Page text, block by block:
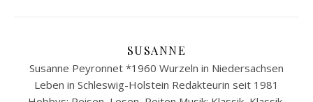
SUSANNE
Susanne Peyronnet *1960 Wurzeln in Niedersachsen
Leben in Schleswig-Holstein Redakteurin seit 1981